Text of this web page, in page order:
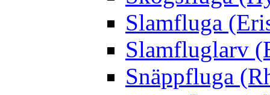
Slamfluga
Slamfluglarv
Snäppfluga